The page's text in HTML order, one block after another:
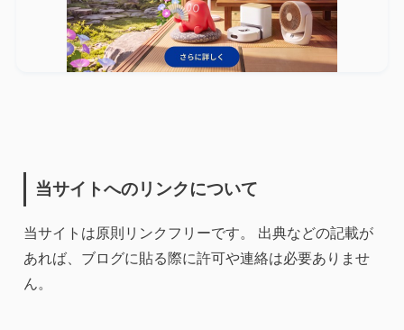
当サイトへのリンクについて
当サイトは原則リンクフリーです。 出典などの記載が
あれば、ブログに貼る際に許可や連絡は必要ありませ
ん。